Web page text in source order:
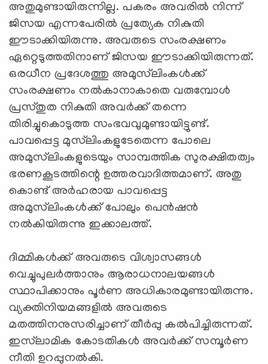
അതുമുണ്ടായിരുന്നില്ല. പകരം അവരില്‍ നിന്ന്
ജിസയ എന്നപേരില്‍ പ്രത്യേക നികുതി
ഈടാക്കിയിരുന്നു. അവരുടെ സംരക്ഷണം
ഏറ്റെടുത്തതിനാണ് ജിസയ ഈടാക്കിയിരുന്നത്.
ഒരധീന പ്രദേശത്തു അമുസ്‌ലിംകള്‍ക്ക്
സംരക്ഷണം നല്‍കാനാകാതെ വരുമ്പോള്‍
പ്രസ്തുത നികുതി അവര്‍ക്ക് തന്നെ
തിരിച്ചുകൊടുത്ത സംഭവവുമുണ്ടായിട്ടുണ്ട്.
പാവപ്പെട്ട മുസ്‌ലിംകളുടേതെന്ന പോലെ
അമുസ്‌ലിംകളുടെയും സാമ്പത്തിക സുരക്ഷിതത്വം
ഭരണകൂടത്തിന്റെ ഉത്തരവാദിത്തമാണ്. അതു
കൊണ്ട് അര്‍ഹരായ പാവപ്പെട്ട
അമുസ്‌ലിംകള്‍ക്ക് പോലും പെന്‍ഷന്‍
നല്‍കിയിരുന്നു ഇക്കാലത്ത്.
ദിമ്മികള്‍ക്ക് അവരുടെ വിശ്വാസങ്ങള്‍
വെച്ചുപുലര്‍ത്താനും ആരാധനാലയങ്ങള്‍
സ്ഥാപിക്കാനും പൂര്‍ണ അധികാരമുണ്ടായിരുന്നു.
വ്യക്തിനിയമങ്ങളില്‍ അവരുടെ
മതത്തിനനുസരിച്ചാണ് തീര്‍പ്പു കല്‍പിച്ചിരുന്നത്.
ഇസ്‌ലാമിക കോടതികള്‍ അവര്‍ക്ക് സമ്പൂര്‍ണ
നീതി ഉറപ്പുനല്‍കി.